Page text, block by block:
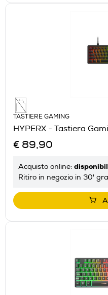
TASTIERE GAMING
HYPERX - Tastiera
€ 89,90
Acquisto online:
Ritiro in negozio in 30'